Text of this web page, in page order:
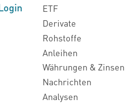
ETF
Derivate
Rohstoffe
Anleihen
Währungen & Zinsen
Nachrichten
Analysen